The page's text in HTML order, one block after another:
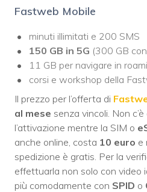
Fastweb Mobile
minuti illimitati e 200 SMS
150 GB in 5G (300 GB
11 GB per navigare in
corsi e workshop della
Il prezzo per l’offerta di
al mese senza vincoli. Non
l’attivazione mentre la SIM o
anche online, costa 10 euro e
spedizione è gratis. Per la
effettuarla non solo con video
più comodamente con SPID o